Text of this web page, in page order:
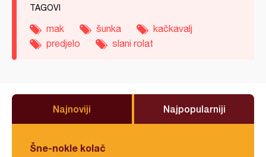
TAGOVI
mak šunka
kačkavalj
predjelo
slani rolat
Najnoviji Najpopularniji
Šne-nokle kolač